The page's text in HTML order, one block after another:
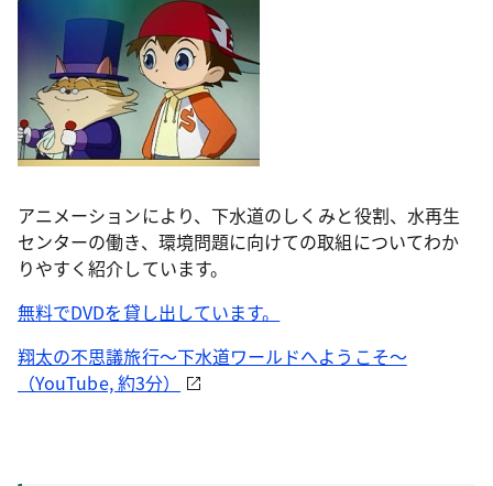
アニメーションにより、下水道のしくみと役割、水再生
センターの働き、環境問題に向けての取組についてわか
りやすく紹介しています。
無料でDVDを貸し出しています。
翔太の不思議旅行～下水道ワールドへようこそ～
（YouTube, 約3分）